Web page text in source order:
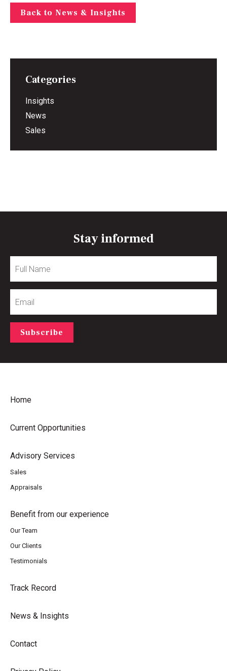
Back to News & Insights
Categories
Insights
News
Sales
Stay informed
Name
Subscribe
Home
Current Opportunities
Advisory Services
Sales
Appraisals
Benefit from our experience
Our Team
Our Clients
Testimonials
Track Record
News & Insights
Contact